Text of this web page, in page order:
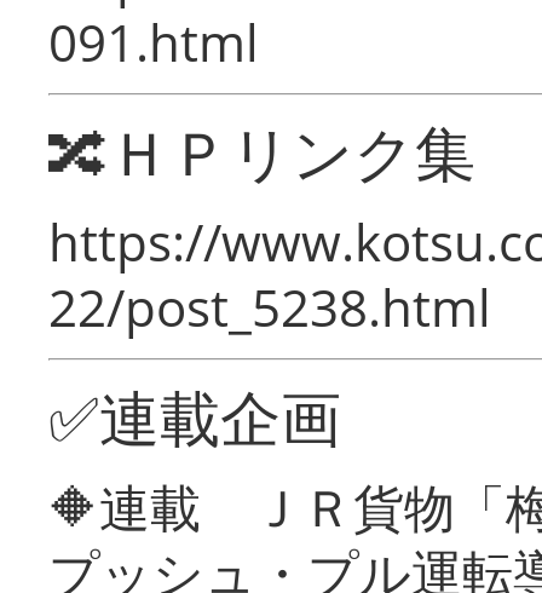
091.html
🔀ＨＰリンク集
https://
22/post_5238.html
✅連載企画
🔶連載 ＪＲ貨物「
プッシュ・プル運転